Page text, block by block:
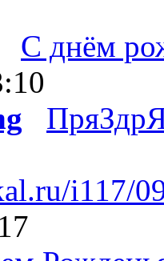
С днём
i117/